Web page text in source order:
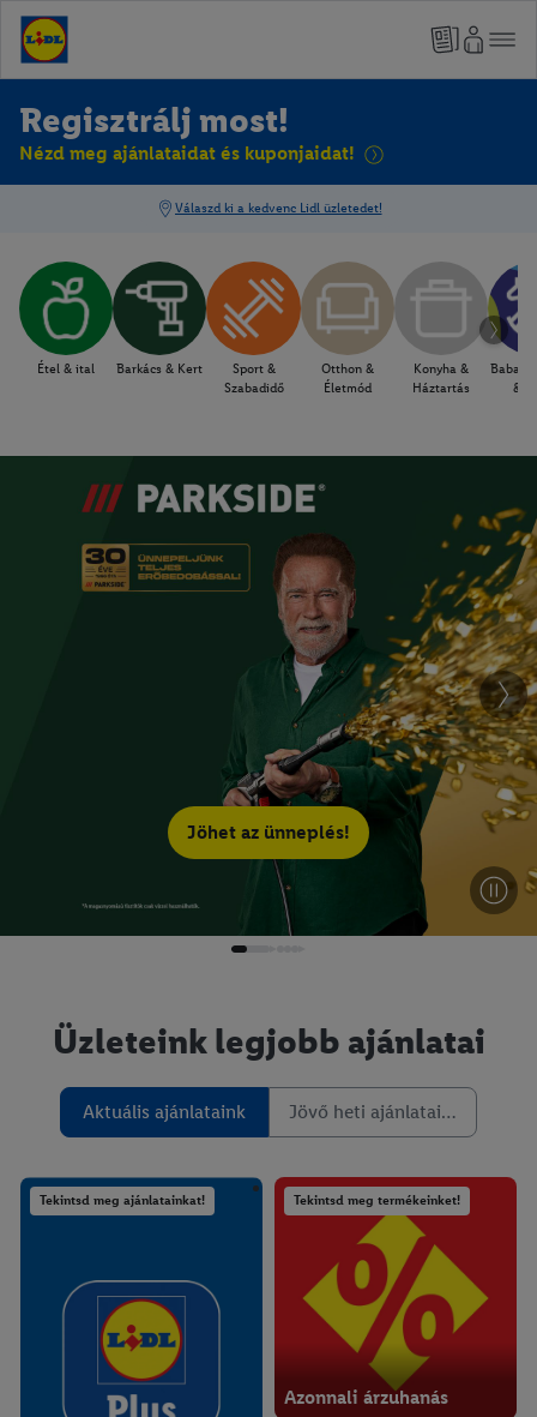
Regisztrálj most!
Nézd meg ajánlataidat és kuponjaidat!
Étel & ital Barkács & Kert
Sport &
Szabadidő
Otthon &
Életmód
Konyha &
Háztartás
Baba,
&
Jöhet az ünneplés!
Üzleteink legjobb ajánlatai
Aktuális ajánlataink Jövő heti ajánlataink
Tekintsd meg ajánlatainkat! Tekintsd meg termékeinket!
Azonnali árzuhanás